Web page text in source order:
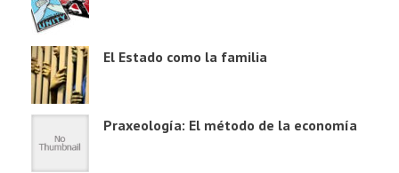
El Estado como la familia
Praxeología: El método de la economía